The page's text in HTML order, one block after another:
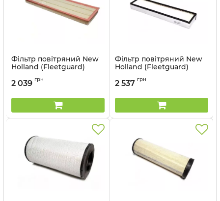
Фільтр повітряний New
Holland (Fleetguard)
Артикул:
2 039 грн
Фільтр повітряний New
Holland (Fleetguard)
Артикул:
2 537 грн